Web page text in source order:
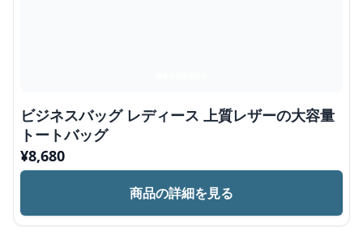
ビジネスバッグ レディース 上質レザーの大容量
トートバッグ
¥8,680
商品の詳細を見る